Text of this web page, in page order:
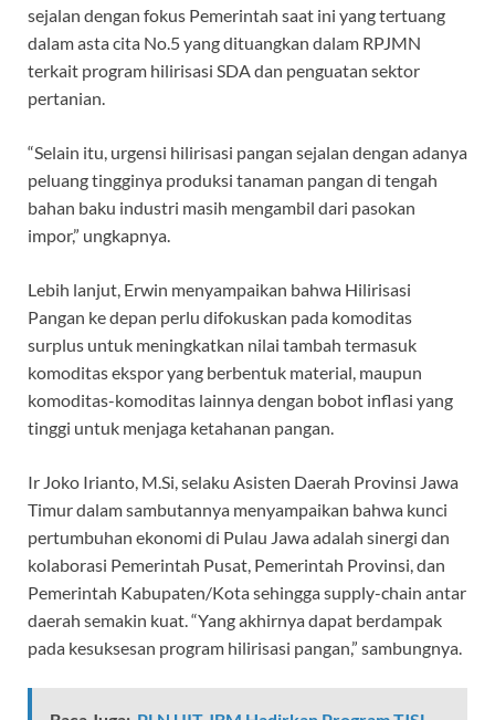
sejalan dengan fokus Pemerintah saat ini yang tertuang
dalam asta cita No.5 yang dituangkan dalam RPJMN
terkait program hilirisasi SDA dan penguatan sektor
pertanian.
“Selain itu, urgensi hilirisasi pangan sejalan dengan adanya
peluang tingginya produksi tanaman pangan di tengah
bahan baku industri masih mengambil dari pasokan
impor,” ungkapnya.
Lebih lanjut, Erwin menyampaikan bahwa Hilirisasi
Pangan ke depan perlu difokuskan pada komoditas
surplus untuk meningkatkan nilai tambah termasuk
komoditas ekspor yang berbentuk material, maupun
komoditas-komoditas lainnya dengan bobot inflasi yang
tinggi untuk menjaga ketahanan pangan.
Ir Joko Irianto, M.Si, selaku Asisten Daerah Provinsi Jawa
Timur dalam sambutannya menyampaikan bahwa kunci
pertumbuhan ekonomi di Pulau Jawa adalah sinergi dan
kolaborasi Pemerintah Pusat, Pemerintah Provinsi, dan
Pemerintah Kabupaten/Kota sehingga supply-chain antar
daerah semakin kuat. “Yang akhirnya dapat berdampak
pada kesuksesan program hilirisasi pangan,” sambungnya.